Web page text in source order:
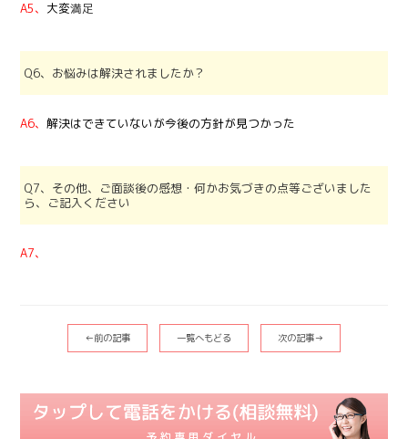
A5、 大変満足
Q6、お悩みは解決されましたか？
A6、解決はできていないが今後の方針が見つかった
Q7、その他、ご面談後の感想・何かお気づきの点等ございました
ら、ご記入ください
A7、
←前の記事 一覧へもどる 次の記事→